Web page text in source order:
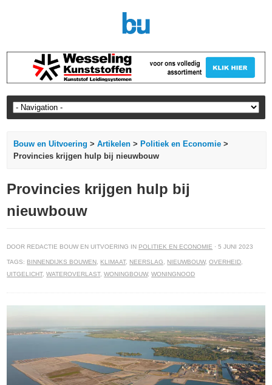
Bouw en Uitvoering >Artikelen > Politiek en Economie >
Provincies krijgen hulp bij nieuwbouw
Provincies krijgen hulp bij
nieuwbouw
DOOR REDACTIE BOUW EN UITVOERING IN POLITIEK EN ECONOMIE · 5 JUNI 2023
TAGS: BINNENDIJKS BOUWEN, KLIMAAT, NEERSLAG, NIEUWBOUW,OVERHEID,
UITGELICHT,WATEROVERLAST,WONINGBOUW,WONINGNOOD